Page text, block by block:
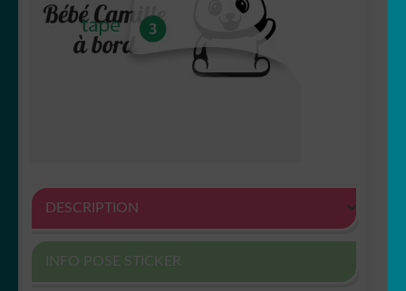
DESCRIPTION
INFO POSE STICKER